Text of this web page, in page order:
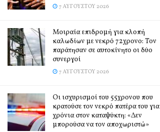
7 ΑΥΓΟΎΣΤΟΥ 2026
Μοιραία επιδρομή για κλοπή
καλωδίων με νεκρό 72χρονο: Τον
παράτησαν σε αυτοκίνητο οι δύο
συνεργοί
7 ΑΥΓΟΎΣΤΟΥ 2026
Οι ισχυρισμοί του 55χρονου που
κρατούσε τον νεκρό πατέρα του για
χρόνια στον καταψύκτη: «Δεν
μπορούσα να τον αποχωριστώ»